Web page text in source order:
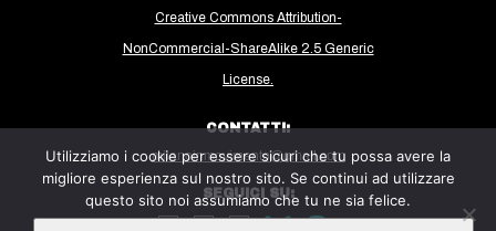
Creative Commons Attribution-
NonCommercial-ShareAlike 2.5 Generic
License.
CONTATTI:
milanoinmovimento@gmail.com
SEGUICI SU:
Utilizziamo i cookie per essere sicuri che tu possa avere la
migliore esperienza sul nostro sito. Se continui ad utilizzare
questo sito noi assumiamo che tu ne sia felice.